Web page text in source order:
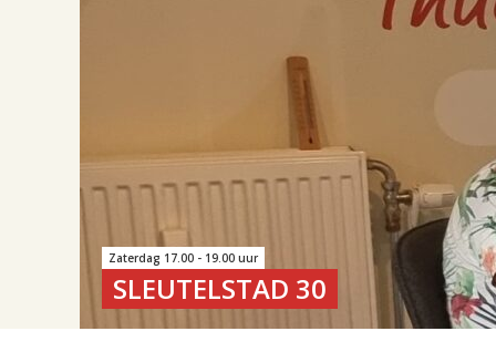
Zaterdag 17.00 - 19.00 uur
SLEUTELSTAD 30